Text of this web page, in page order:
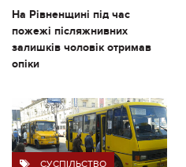
На Рівненщині під час
пожежі післяжнивних
залишків чоловік отримав
опіки
СУСПІЛЬСТВО